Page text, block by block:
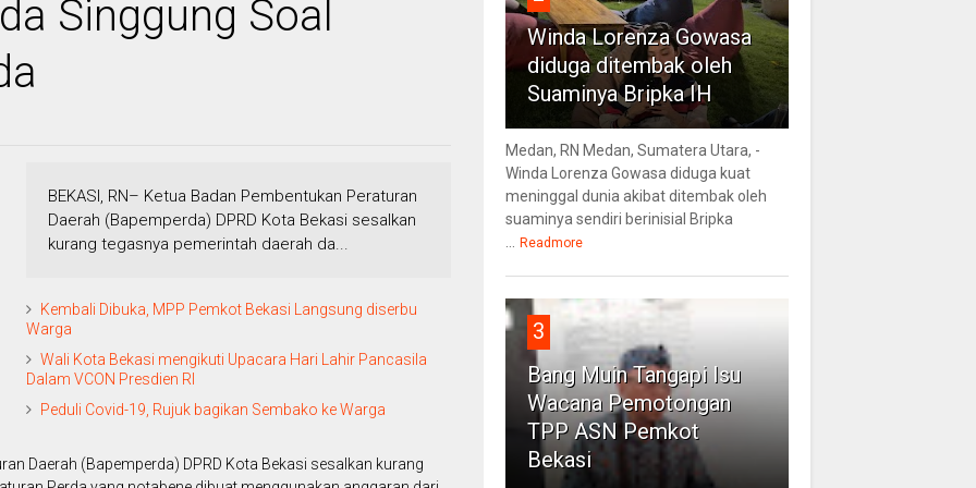
Singgung Soal
BEKASI, RN– Ketua Badan Pembentukan Peraturan
Daerah (Bapemperda) DPRD Kota Bekasi sesalkan
kurang tegasnya pemerintah daerah da...
Kembali Dibuka, MPP Pemkot Bekasi Langsung diserbu
Warga
Wali Kota Bekasi mengikuti Upacara Hari Lahir Pancasila
Dalam VCON Presdien RI
Peduli Covid-19, Rujuk bagikan Sembako ke Warga
Daerah (Bapemperda) DPRD Kota Bekasi sesalkan kurang
Winda Lorenza Gowasa
diduga ditembak oleh
Suaminya Bripka IH
Medan, RN Medan, Sumatera Utara, -
Winda Lorenza Gowasa diduga kuat
meninggal dunia akibat ditembak oleh
suaminya sendiri berinisial Bripka
Readmore
3
Bang Muin Tangapi Isu
Wacana Pemotongan
TPP ASN Pemkot
Bekasi